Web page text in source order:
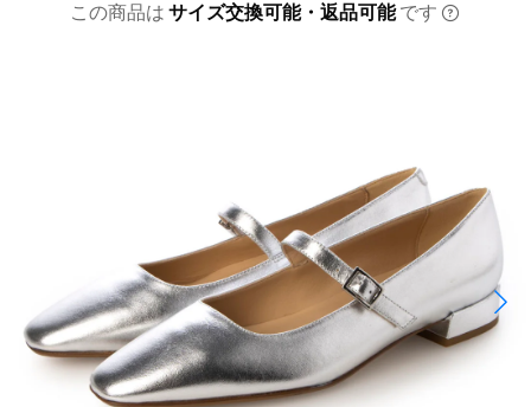
この商品は サイズ交換可能・返品可能です